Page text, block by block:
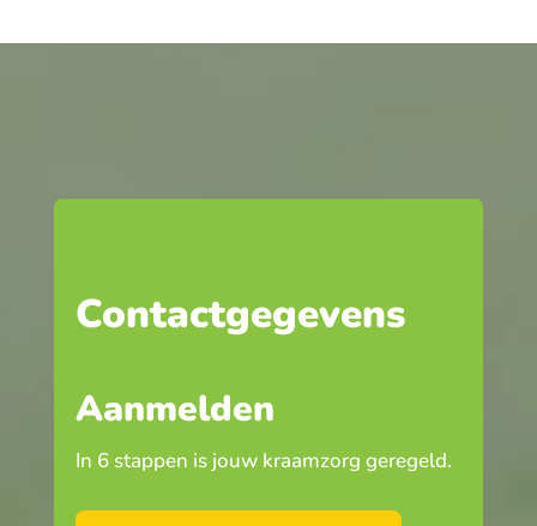
Contactgegevens
Aanmelden
In 6 stappen is jouw kraamzorg geregeld.